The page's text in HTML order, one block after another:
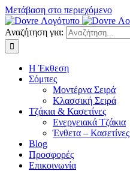
Μετάβαση στο περιεχόμενο
Αναζήτηση για:
Η Έκθεση
Σόμπες
Μοντέρνα Σειρά
Κλασσική Σειρά
Τζάκια & Κασετίνες
Ενεργειακά Τζάκια
Ένθετα – Κασετίνες
Blog
Προσφορές
Επικοινωνία